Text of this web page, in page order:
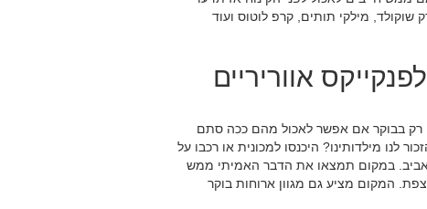
מילקי תותים, קרפ לוטוס ועוד
אווריריים
רק בבוקר אם אפשר לאכול מהם ככה סתם
לנו מילדותינו? היכנסו למכונית או רכבו על
אביב. במקום תמצאו את הדבר האמיתי ממש
המקום מציע גם מגוון ארוחות בוקר